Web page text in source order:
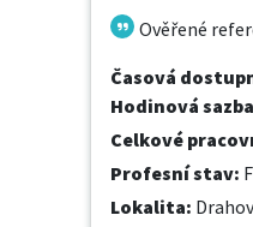
Ověřené
Časová
Hodinová sazba
Celkové
Profesní stav:
Lokalita: